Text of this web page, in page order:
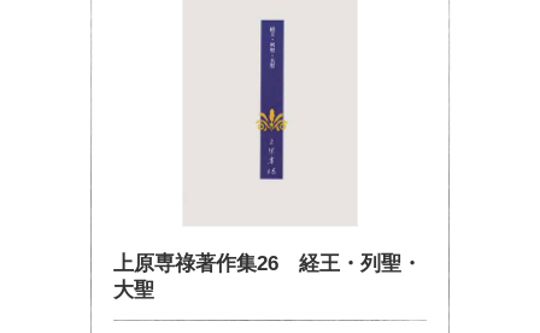
上原専祿著作集26 経王・列聖・
大聖